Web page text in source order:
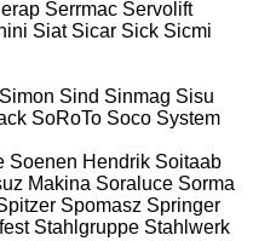
Serrmac Servolift
Siat Sicar Sick Sicmi
Simon Sind Sinmag Sisu
SoRoTo Soco System
Soenen Hendrik Soitaab
Makina Soraluce Sorma
Spomasz Springer
Stahlgruppe Stahlwerk